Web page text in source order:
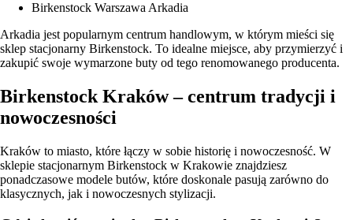
Birkenstock Warszawa Arkadia
Arkadia jest popularnym centrum handlowym, w którym mieści się
sklep stacjonarny Birkenstock. To idealne miejsce, aby przymierzyć i
zakupić swoje wymarzone buty od tego renomowanego producenta.
Birkenstock Kraków – centrum tradycji i
nowoczesności
Kraków to miasto, które łączy w sobie historię i nowoczesność. W
sklepie stacjonarnym Birkenstock w Krakowie znajdziesz
ponadczasowe modele butów, które doskonale pasują zarówno do
klasycznych, jak i nowoczesnych stylizacji.